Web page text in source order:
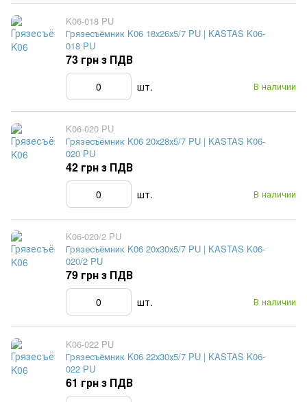
K06-018 PU
Грязесъёмник K06 18х26х5/7 PU | KASTAS K06-
018 PU
В наличии
73 грн з ПДВ
шт.
K06-020 PU
Грязесъёмник K06 20х28х5/7 PU | KASTAS K06-
020 PU
В наличии
42 грн з ПДВ
шт.
K06-020/2 PU
Грязесъёмник K06 20х30х5/7 PU | KASTAS K06-
020/2 PU
В наличии
79 грн з ПДВ
шт.
K06-022 PU
Грязесъёмник K06 22х30х5/7 PU | KASTAS K06-
022 PU
61 грн з ПДВ